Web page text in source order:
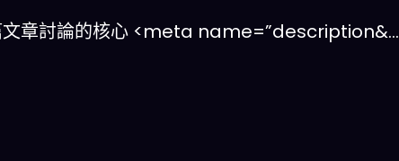
文章討論的核心 <meta name=”description&…